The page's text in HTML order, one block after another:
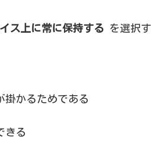
ス上に常に保持する を選択す
掛かるためである
きる